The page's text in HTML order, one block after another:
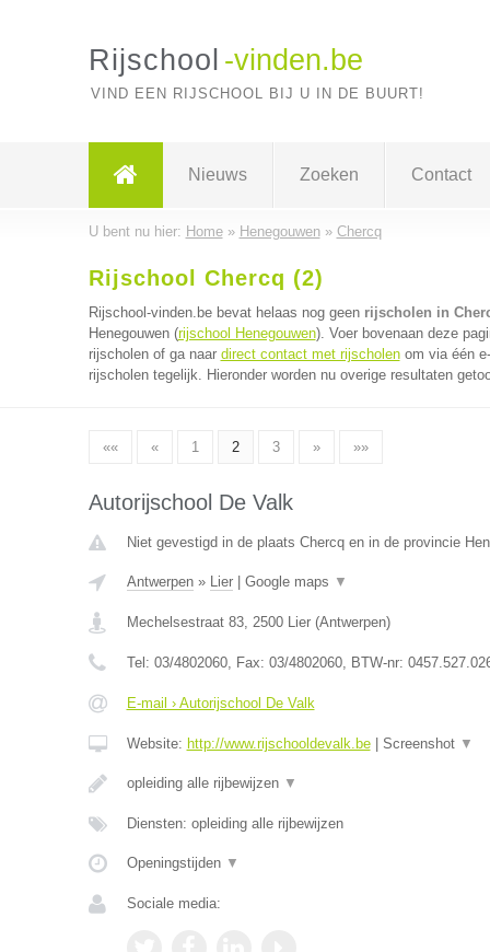
Rijschool -vinden.be
VIND EEN RIJSCHOOL BIJ U IN DE BUURT!
Nieuws Zoeken Contact
U bent nu hier: Home» Henegouwen» Chercq
Rijschool Chercq (2)
Rijschool-vinden.be bevat helaas nog geen rijscholen in
Henegouwen (rijschool Henegouwen). Voer bovenaan deze
rijscholen of ga naar direct contact met rijscholenom via één
rijscholen tegelijk. Hieronder worden nu overige resultaten
«« « 1 2 3 » »»
Autorijschool De Valk
Niet gevestigd in de plaats Chercq en in de provincie
Antwerpen» Lier| Google maps ▼
Mechelsestraat 83, 2500 Lier(Antwerpen)
Tel: 03/4802060, Fax: 03/4802060, BTW-nr:
E-mail › Autorijschool De Valk
Website: http://www.rijschooldevalk.be| Screenshot ▼
opleiding alle rijbewijzen ▼
Diensten: opleiding alle rijbewijzen
Openingstijden ▼
Sociale media: